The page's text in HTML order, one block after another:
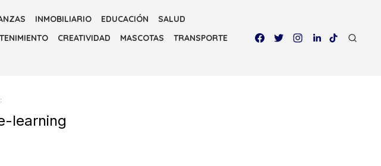
INMOBILIARIO EDUCACIÓN
SALUD
CREATIVIDAD MASCOTAS
TRANSPORTE
learning